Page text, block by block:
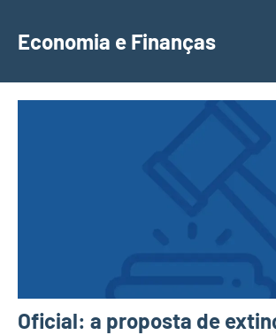
para
conteúdo
Economia e Finanças
Depósitos
Oficial: a proposta de